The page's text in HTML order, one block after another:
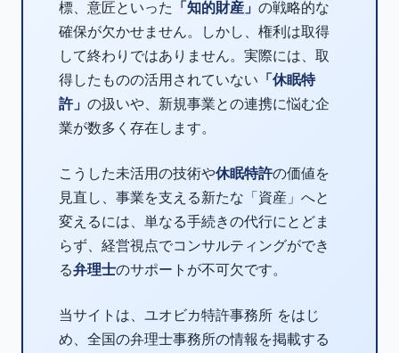
標、意匠といった 「知的財産」 の戦略的な
確保が欠かせません。しかし、権利は取得
して終わりではありません。実際には、取
得したものの活用されていない 「休眠特
許」 の扱いや、新規事業との連携に悩む企
業が数多く存在します。
こうした未活用の技術や休眠特許の価値を
見直し、事業を支える新たな「資産」へと
変えるには、単なる手続きの代行にとどま
らず、経営視点でコンサルティングができ
る弁理士のサポートが不可欠です。
当サイトは、ユオビカ特許事務所 をはじ
め、全国の弁理士事務所の情報を掲載する